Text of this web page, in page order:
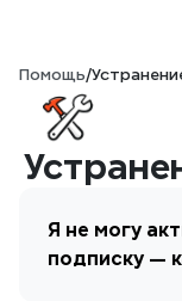
Помощь/
Я не могу
подписку —